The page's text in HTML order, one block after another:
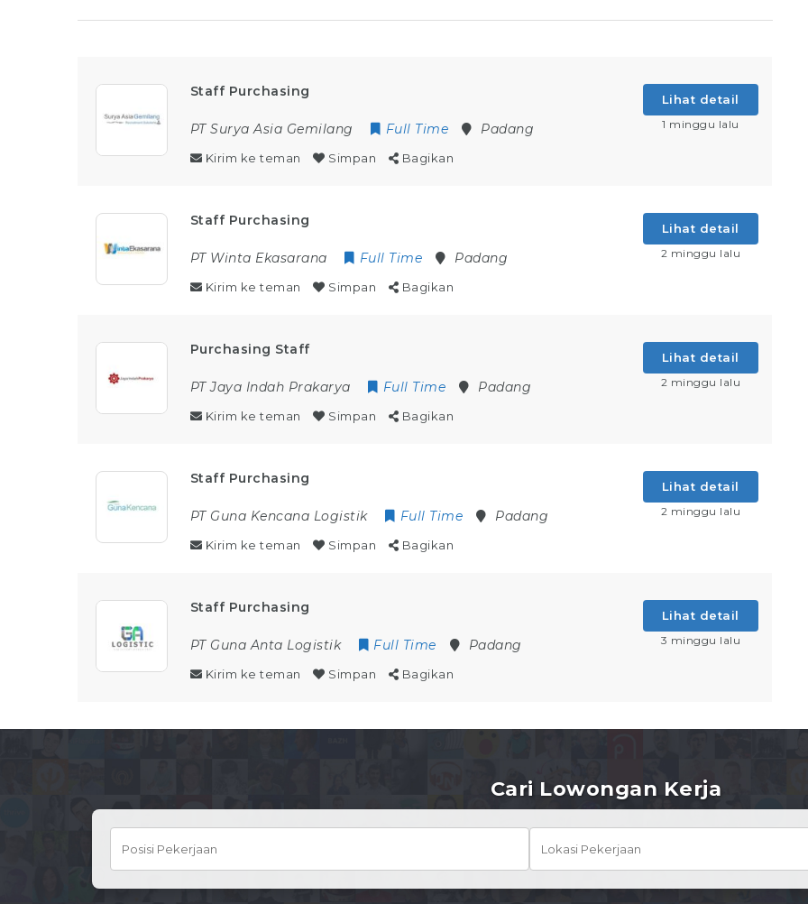
Staff Purchasing
PT Surya Asia Gemilang Full Time Padang
Kirim ke teman Simpan Bagikan
Lihat detail
1 minggu lalu
Staff Purchasing
PT Winta Ekasarana Full Time Padang
Kirim ke teman Simpan Bagikan
Lihat detail
2 minggu lalu
Purchasing Staff
PT Jaya Indah Prakarya Full Time Padang
Kirim ke teman Simpan Bagikan
Lihat detail
2 minggu lalu
Staff Purchasing
PT Guna Kencana Logistik Full Time Padang
Kirim ke teman Simpan Bagikan
Lihat detail
2 minggu lalu
Staff Purchasing
PT Guna Anta Logistik Full Time Padang
Kirim ke teman Simpan Bagikan
Lihat detail
3 minggu lalu
Cari Lowongan Kerja